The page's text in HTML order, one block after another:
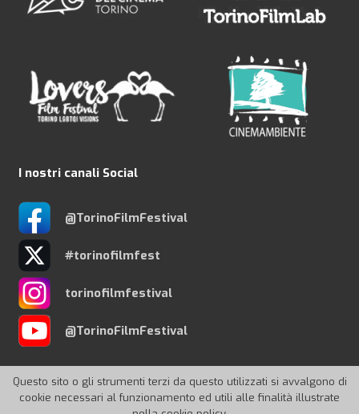
I nostri canali Social
@TorinoFilmFestival
#torinofilmfest
torinofilmfestival
@TorinoFilmFestival
Questo sito o gli strumenti terzi da questo utilizzati si avvalgono di
cookie necessari al funzionamento ed utili alle finalità illustrate